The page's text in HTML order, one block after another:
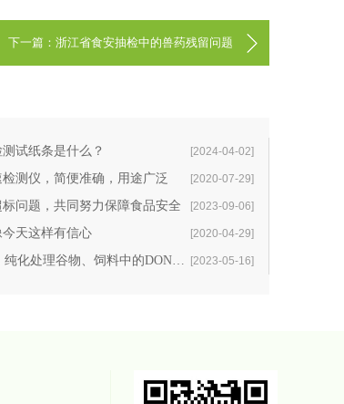
下一篇：浙江省食安抽检中的兽药残留问题
试纸条是什么？ [2024-04-02]
测仪，简便准确，用途广泛 [2020-07-29]
问题，共同努力保障食品安全 [2023-09-06]
天这样有信心 [2020-04-29]
DON免疫亲和柱：纯化处理谷物、饲料中的DON毒素 [2023-05-16]